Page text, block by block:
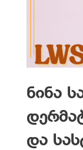
ნინა
და